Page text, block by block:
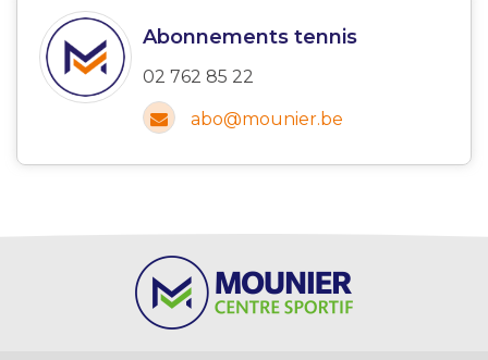
Abonnements tennis
02 762 85 22
abo@mounier.be